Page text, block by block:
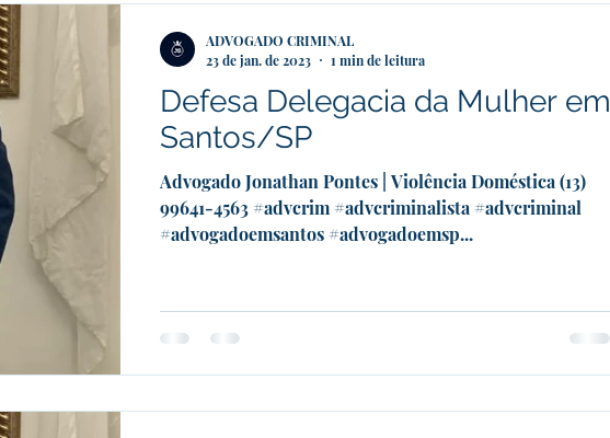
Defesa Delegacia da Mulher em
Santos/SP
Advogado Jonathan Pontes | Violência Doméstica (13)
99641-4563 #advcrim #advcriminalista #advcriminal
#advogadoemsantos #advogadoemsp...
ADVOGADO CRIMINAL
23 de jan. de 2023
1 min de leitura